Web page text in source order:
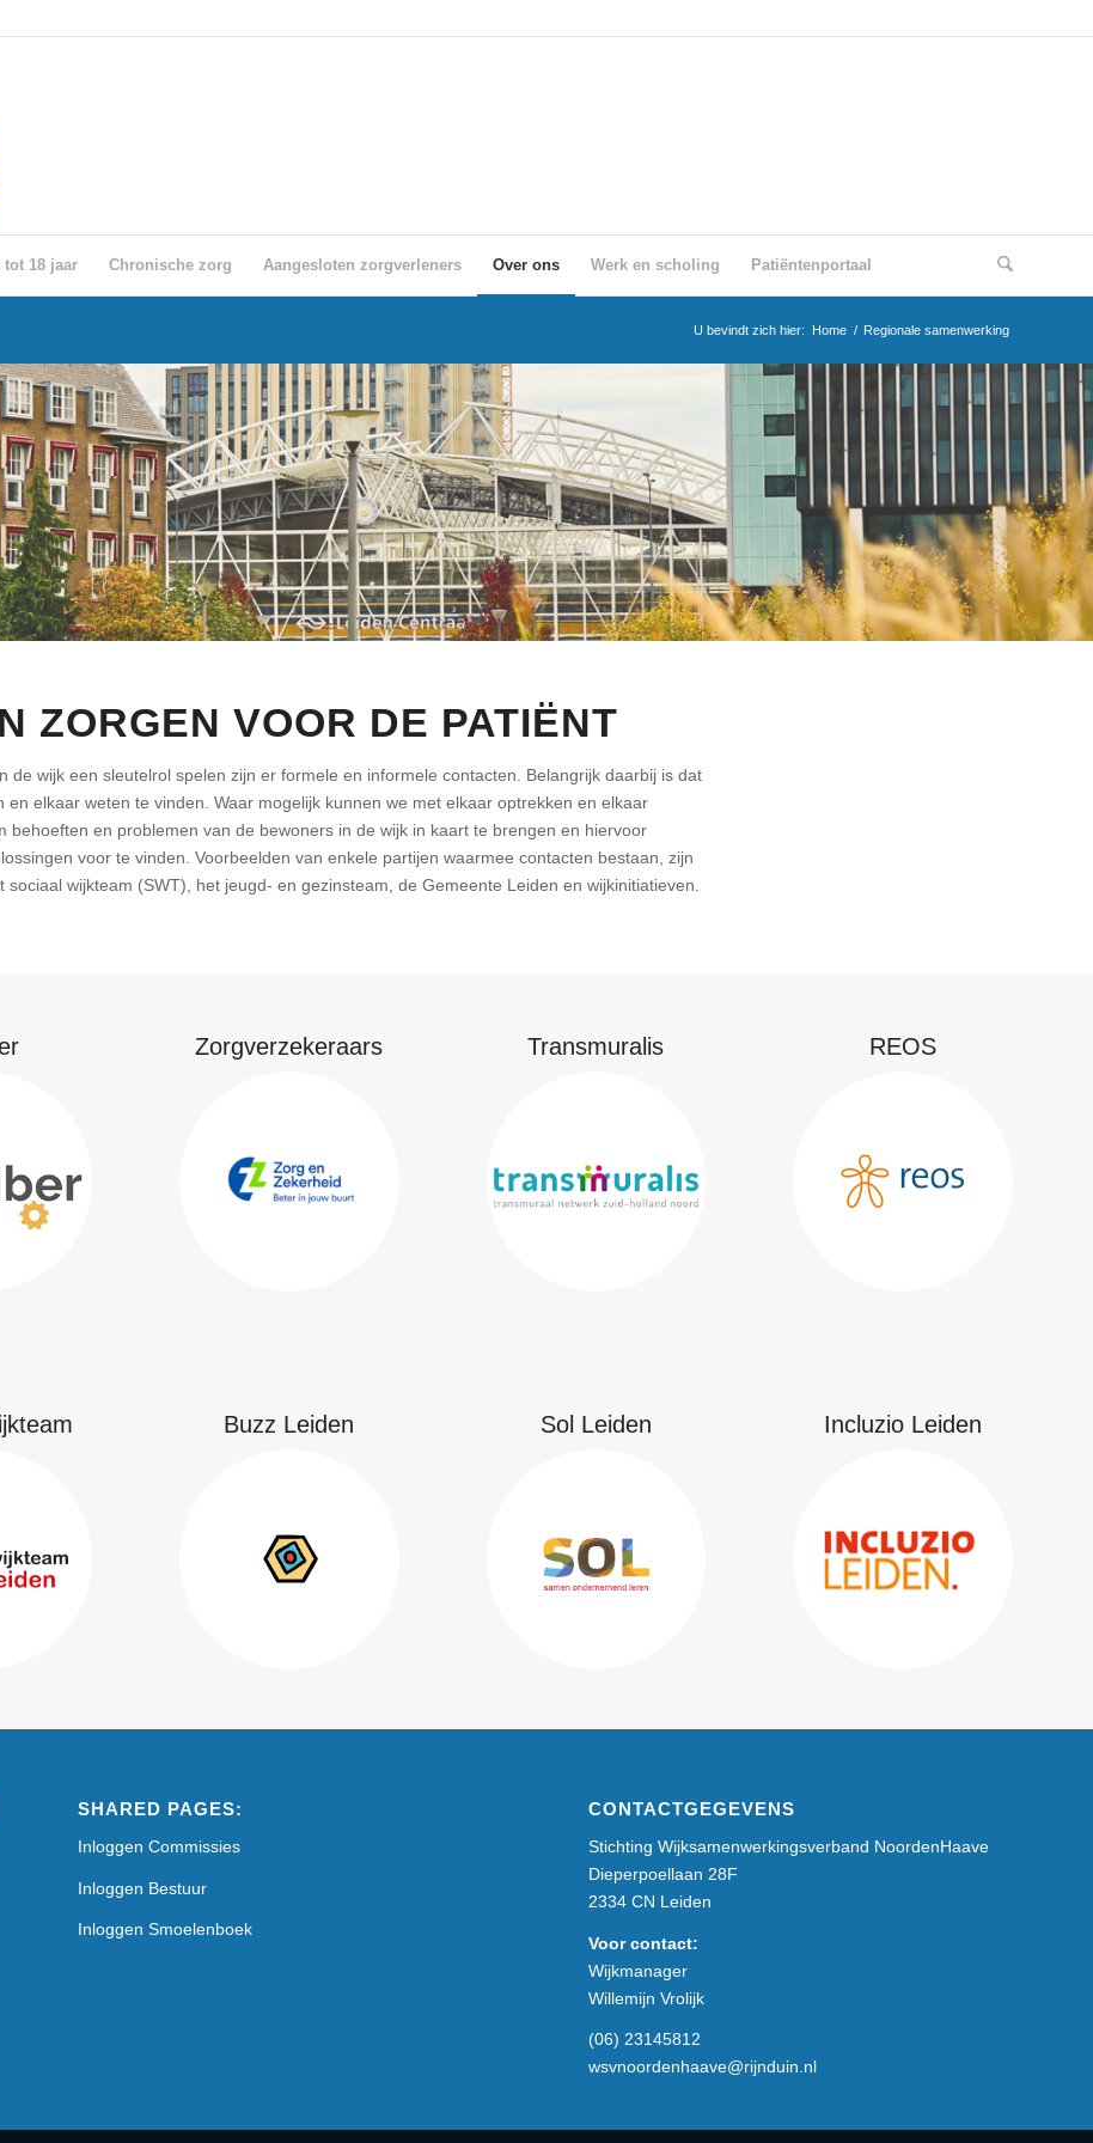
tot 18 jaar Chronische zorg Aangesloten zorgverleners Over ons Werk en scholing Patiëntenportaal
U bevindt zich hier: Home / Regionale samenwerking
ZORGEN VOOR DE PATIËNT
de wijk een sleutelrol spelen zijn er formele en informele contacten. Belangrijk daarbij is dat
en elkaar weten te vinden. Waar mogelijk kunnen we met elkaar optrekken en elkaar
behoeften en problemen van de bewoners in de wijk in kaart te brengen en hiervoor
voor te vinden. Voorbeelden van enkele partijen waarmee contacten bestaan, zijn
sociaal wijkteam (SWT), het jeugd- en gezinsteam, de Gemeente Leiden en wijkinitiatieven.
Zorgverzekeraars Transmuralis REOS
Buzz Leiden Sol Leiden Incluzio Leiden
SHARED PAGES:
Inloggen Commissies
Inloggen Bestuur
Inloggen Smoelenboek
CONTACTGEGEVENS
Stichting Wijksamenwerkingsverband NoordenHaave
Dieperpoellaan 28F
2334 CN Leiden
Voor contact:
Wijkmanager
Willemijn Vrolijk
(06) 23145812
wsvnoordenhaave@rijnduin.nl